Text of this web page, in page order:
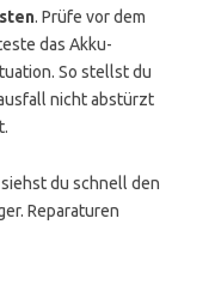
. Prüfe vor dem
das Akku-
So stellst du
nicht abstürzt
du schnell den
Reparaturen